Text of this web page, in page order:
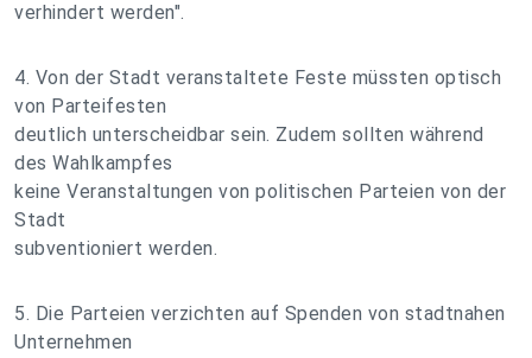
verhindert werden".
4. Von der Stadt veranstaltete Feste müssten optisch
von Parteifesten
deutlich unterscheidbar sein. Zudem sollten während
des Wahlkampfes
keine Veranstaltungen von politischen Parteien von der
Stadt
subventioniert werden.
5. Die Parteien verzichten auf Spenden von stadtnahen
Unternehmen